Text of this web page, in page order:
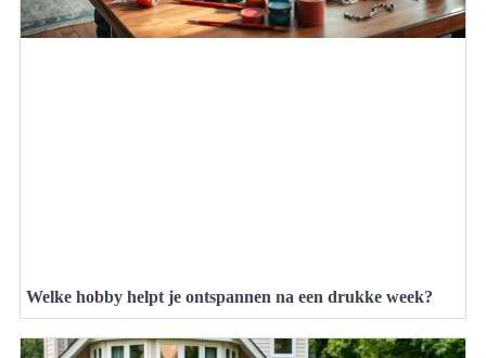
Welke hobby helpt je ontspannen na een drukke week?